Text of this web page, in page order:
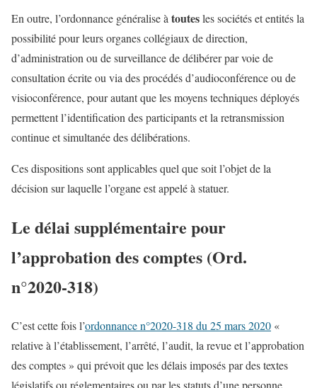
En outre, l’ordonnance généralise à toutesles sociétés et entités la
possibilité pour leurs organes collégiaux de direction,
d’administration ou de surveillance de délibérer par voie de
consultation écrite ou via des procédés d’audioconférence ou de
visioconférence, pour autant que les moyens techniques déployés
permettent l’identification des participants et la retransmission
continue et simultanée des délibérations.
Ces dispositions sont applicables quel que soit l’objet de la
décision sur laquelle l’organe est appelé à statuer.
Le délai supplémentaire pour
l’approbation des comptes (Ord.
n°2020-318)
C’est cette fois l’ordonnance n°2020-318 du 25 mars 2020 «
relative à l’établissement, l’arrêté, l’audit, la revue et l’approbation
des comptes » qui prévoit que les délais imposés par des textes
législatifs ou réglementaires ou par les statuts d’une personne